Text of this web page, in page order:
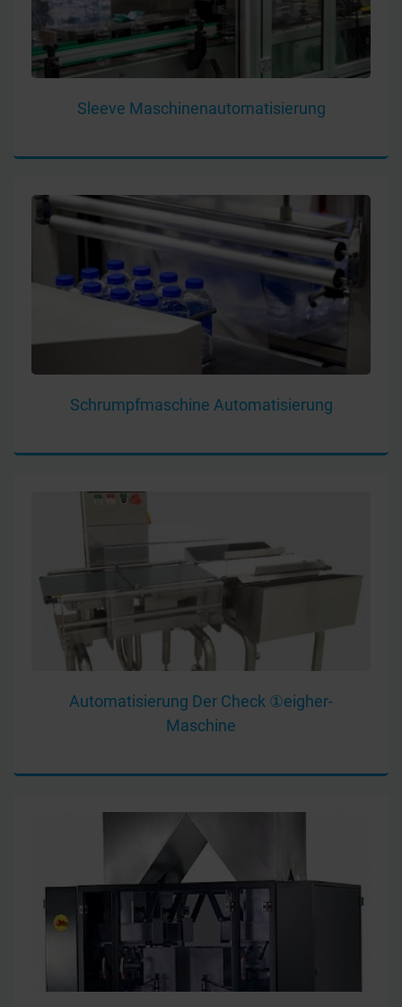
Sleeve Maschinenautomatisierung
Schrumpfmaschine Automatisierung
Automatisierung Der Check ①eigher-
Maschine